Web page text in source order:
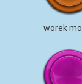
worek